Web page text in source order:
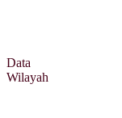
Data
Wilayah